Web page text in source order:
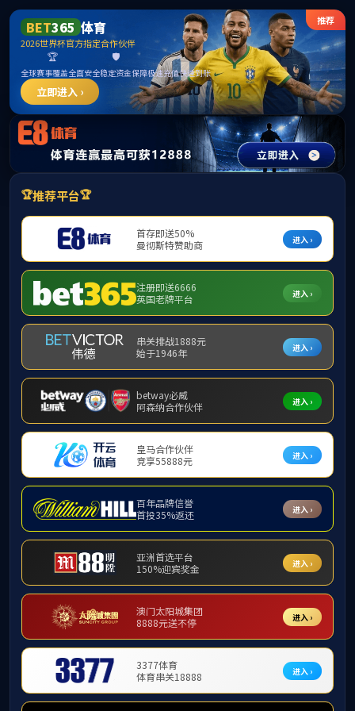
m88明昇·(中国)股份有限公司官网
首页 实验室简介 组织机构 研究方向
科学研究 学术交流 开放资金 人才培养
仪器平台 下载中心
栏目列表
·学术会议
学术报告
·各类任职
学术会议